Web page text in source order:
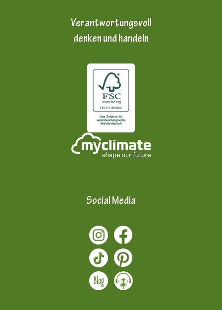
Verantwortungsvoll
denken und handeln
Social Media